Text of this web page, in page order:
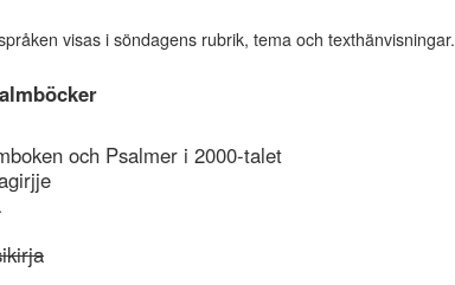
visas i söndagens rubrik, tema och texthänvisningar.
och Psalmer i 2000-talet